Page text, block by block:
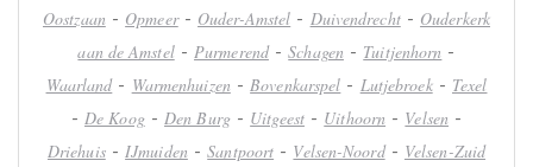
Oostzaan - Opmeer- Ouder-Amstel - Duivendrecht- Ouderkerk
aan de Amstel-Purmerend-Schagen - Tuitjenhorn -
Waarland- Warmenhuizen -Bovenkarspel - Lutjebroek- Texel
- De Koog-Den Burg- Uitgeest- Uithoorn - Velsen -
Driehuis-IJmuiden -Santpoort - Velsen-Noord- Velsen-Zuid